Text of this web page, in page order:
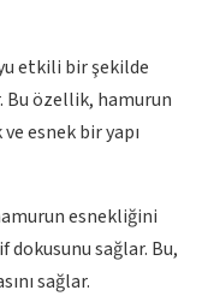
etkili bir şekilde
özellik, hamurun
esnek bir yapı
esnekliğini
dokusunu sağlar. Bu,
sağlar.